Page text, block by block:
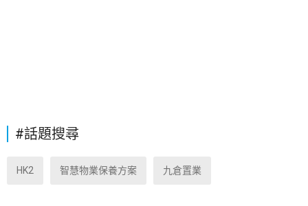
#話題搜尋
HK2 智慧物業保養方案 九倉置業